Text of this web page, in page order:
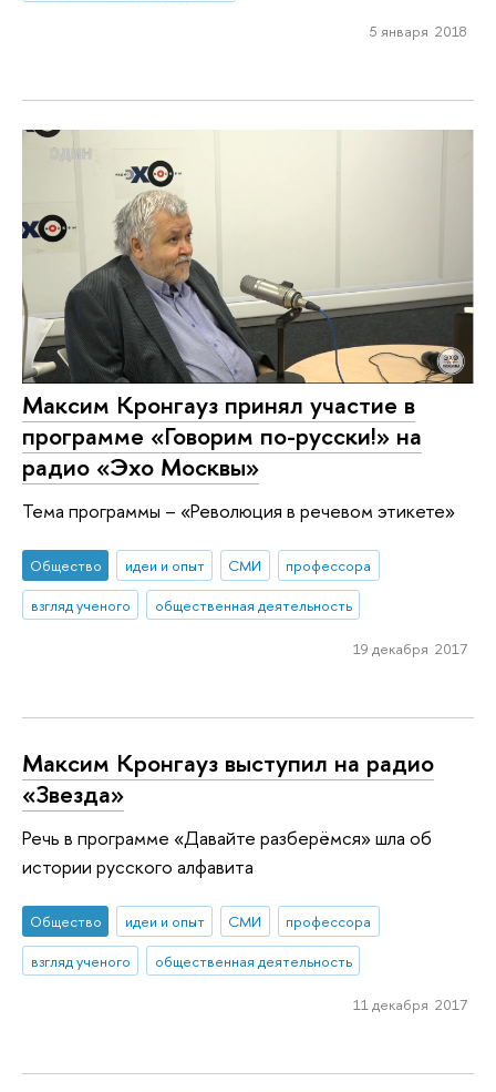
5 января 2018
Максим Кронгауз принял участие в
программе «Говорим по-русски!» на
радио «Эхо Москвы»
Тема программы – «Революция в речевом этикете»
Общество идеи и опыт СМИ
профессора
взгляд ученого
общественная деятельность
19 декабря 2017
Максим Кронгауз выступил на радио
«Звезда»
Речь в программе «Давайте разберёмся» шла об
истории русского алфавита
Общество идеи и опыт СМИ
профессора
взгляд ученого
общественная деятельность
11 декабря 2017